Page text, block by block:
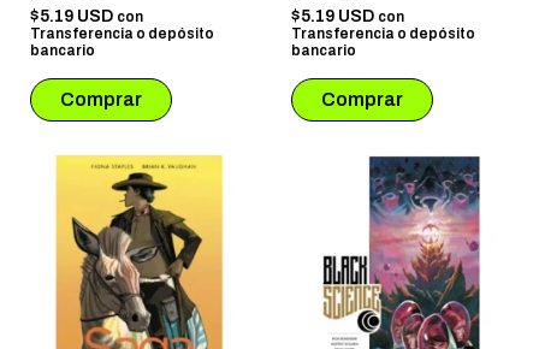
$5.19 USD con
Transferencia o depósito
bancario
$5.19 USD con
Transferencia o depósito
bancario